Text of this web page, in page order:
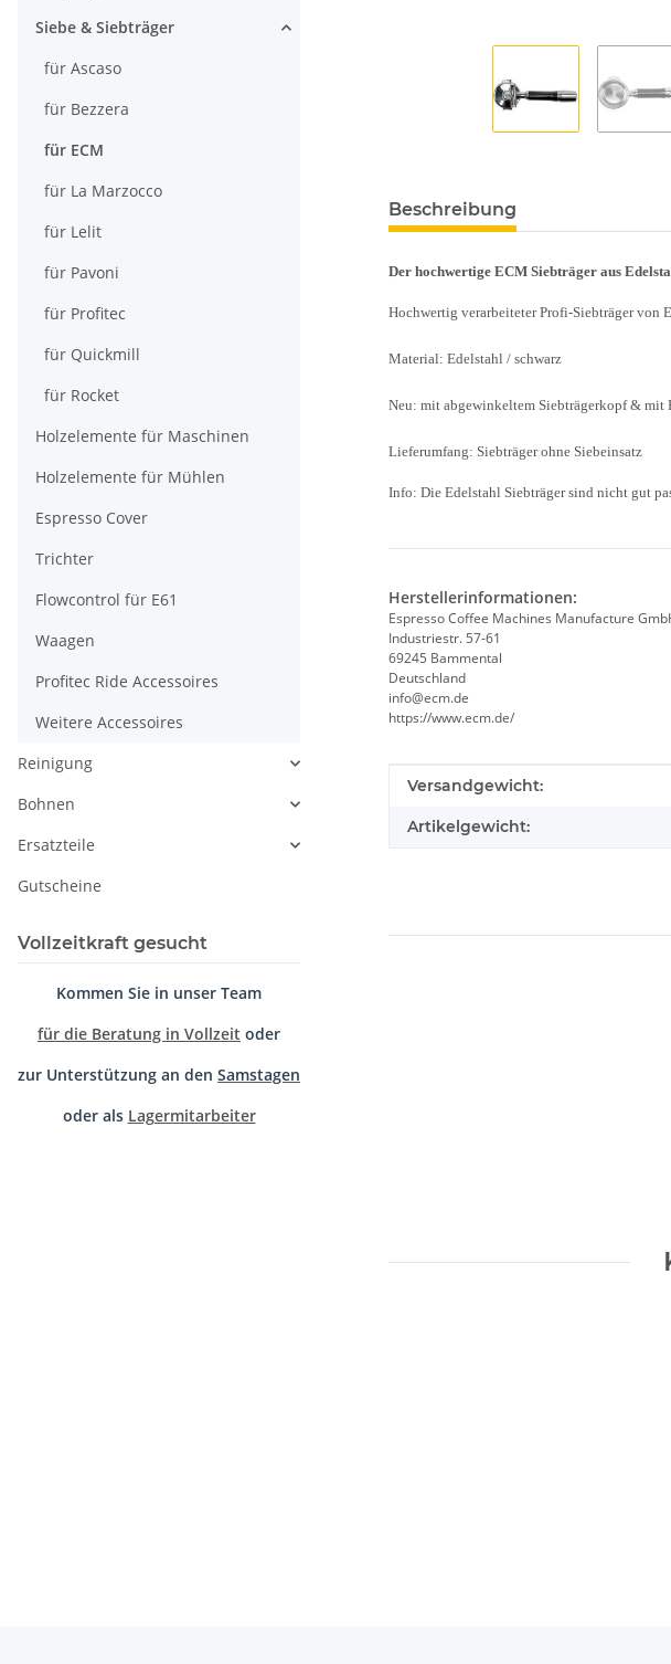
Beschreibung
Der hochwertige ECM Siebträger aus
Hochwertig verarbeiteter Profi-Siebträger von
Material: Edelstahl / schwarz
Neu: mit abgewinkeltem Siebträgerkopf & mit
Lieferumfang: Siebträger ohne Siebeinsatz
Info: Die Edelstahl Siebträger sind nicht gut
Herstellerinformationen:
Espresso Coffee Machines Manufacture
Industriestr. 57-61
69245 Bammental
Deutschland
info@ecm.de
https://www.ecm.de/
Produkteigenschaft
Wert
Versandgewicht:
Artikelgewicht:
Siebe & Siebträger
für Ascaso
für Bezzera
für ECM
für La Marzocco
für Lelit
für Pavoni
für Profitec
für Quickmill
für Rocket
Holzelemente für Maschinen
Holzelemente für Mühlen
Espresso Cover
Trichter
Flowcontrol für E61
Waagen
Profitec Ride Accessoires
Weitere Accessoires
Reinigung
Bohnen
Ersatzteile
Gutscheine
Vollzeitkraft gesucht
Kommen Sie in unser Team
für die Beratung in Vollzeit oder
zur Unterstützung an den Samstagen
oder als Lagermitarbeiter